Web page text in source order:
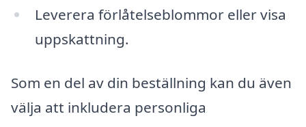
Leverera förlåtelseblommor eller visa
uppskattning.
Som en del av din beställning kan du även
välja att inkludera personliga